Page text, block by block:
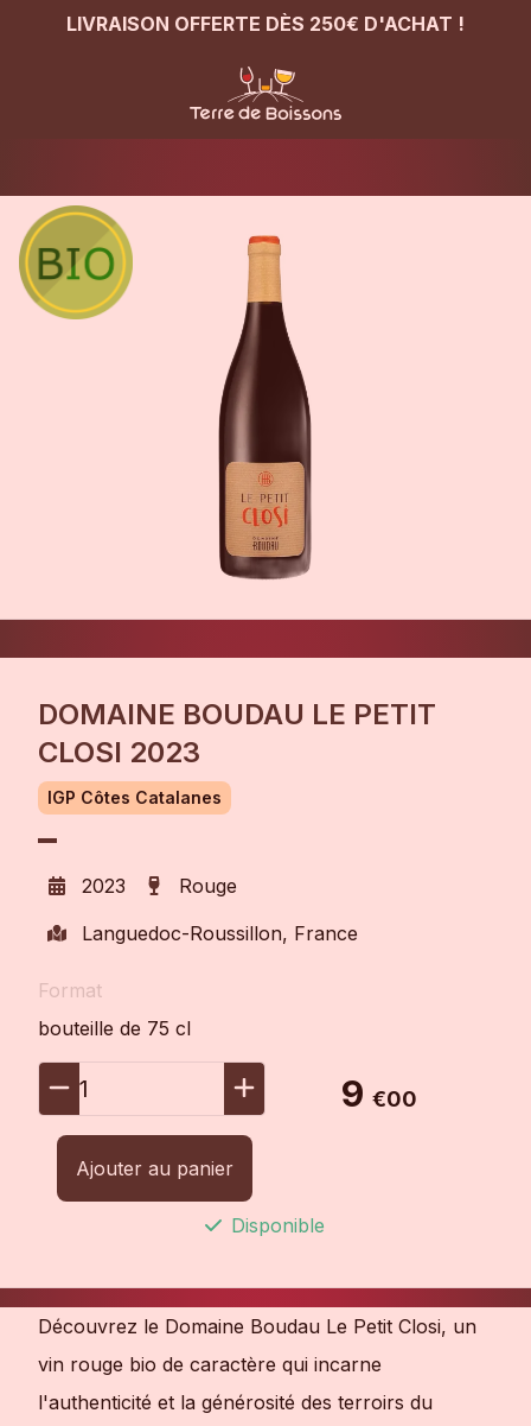
LIVRAISON OFFERTE DÈS 250€ D'ACHAT !
DOMAINE BOUDAU LE PETIT
CLOSI 2023
IGP Côtes Catalanes
2023
Rouge
Languedoc-Roussillon, France
Format
bouteille de 75 cl
1 9 €00
Ajouter au panier
Disponible
Découvrez le Domaine Boudau Le Petit Closi, un
vin rouge bio de caractère qui incarne
l'authenticité et la générosité des terroirs du